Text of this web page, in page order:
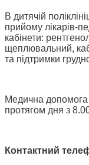
В дитячій
прийому лікарів-
кабінети:
щеплювальний,
та підтримки
Медична допомога
протягом дня з
Контактний